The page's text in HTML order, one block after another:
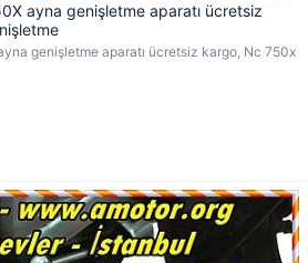
ayna genişletme aparatı ücretsiz
genişletme aparatı ücretsiz kargo, Nc 750x